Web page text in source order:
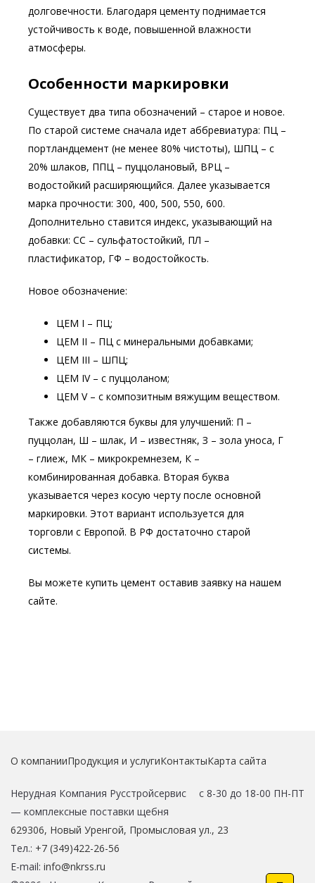
долговечности. Благодаря цементу поднимается
устойчивость к воде, повышенной влажности
атмосферы.
Особенности маркировки
Существует два типа обозначений – старое и новое.
По старой системе сначала идет аббревиатура: ПЦ –
портландцемент (не менее 80% чистоты), ШПЦ – с
20% шлаков, ППЦ – пуццолановый, ВРЦ –
водостойкий расширяющийся. Далее указывается
марка прочности: 300, 400, 500, 550, 600.
Дополнительно ставится индекс, указывающий на
добавки: СС – сульфатостойкий, ПЛ –
пластификатор, ГФ – водостойкость.
Новое обозначение:
ЦЕМ I – ПЦ;
ЦЕМ II – ПЦ с минеральными добавками;
ЦЕМ III – ШПЦ;
ЦЕМ IV – с пуццоланом;
ЦЕМ V – с композитным вяжущим веществом.
Также добавляются буквы для улучшений: П –
пуццолан, Ш – шлак, И – известняк, З – зола уноса, Г
– глиеж, МК – микрокремнезем, К –
комбинированная добавка. Вторая буква
указывается через косую черту после основной
маркировки. Этот вариант используется для
торговли с Европой. В РФ достаточно старой
системы.
Вы можете купить цемент оставив заявку на нашем
сайте.
О компанииПродукция и услугиКонтактыКарта сайта
с 8-30 до 18-00 ПН-ПТ
Нерудная Компания Русстройсервис
— комплексные поставки щебня
629306, Новый Уренгой, Промысловая ул., 23
Тел.: +7 (349)422-26-56
E-mail: info@nkrss.ru